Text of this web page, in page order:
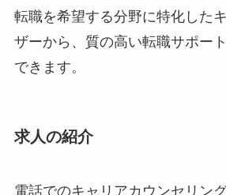
転職を希望する分野に特化した
ザーから、質の高い転職サポー
できます。
求人の紹介
電話でのキャリアカウンセリン